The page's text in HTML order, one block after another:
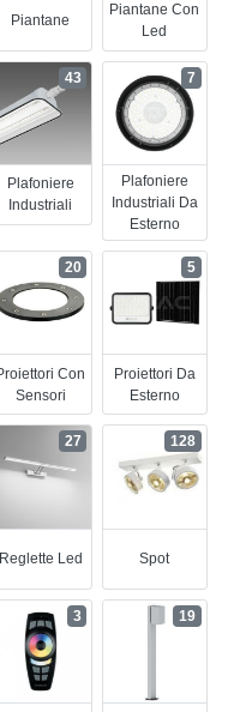
Piantane
Piantane Con
Led
Plafoniere
Industriali
43
Plafoniere
Industriali Da
Esterno
7
Con
Sensori
20
Proiettori Da
Esterno
5
Reglette Led
27
Spot
128
3 19